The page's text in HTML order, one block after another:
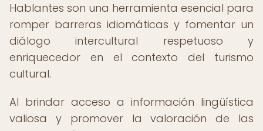
Hablantes son una herramienta esencial para
romper barreras idiomáticas y fomentar un
diálogo intercultural respetuoso y
enriquecedor en el contexto del turismo
cultural.
Al brindar acceso a información lingüística
valiosa y promover la valoración de las